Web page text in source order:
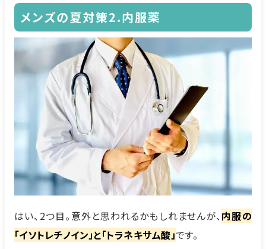
メンズの夏対策2.内服薬
はい、2つ目。意外と思われるかもしれませんが、内服の
「イソトレチノイン」と「トラネキサム酸」です。